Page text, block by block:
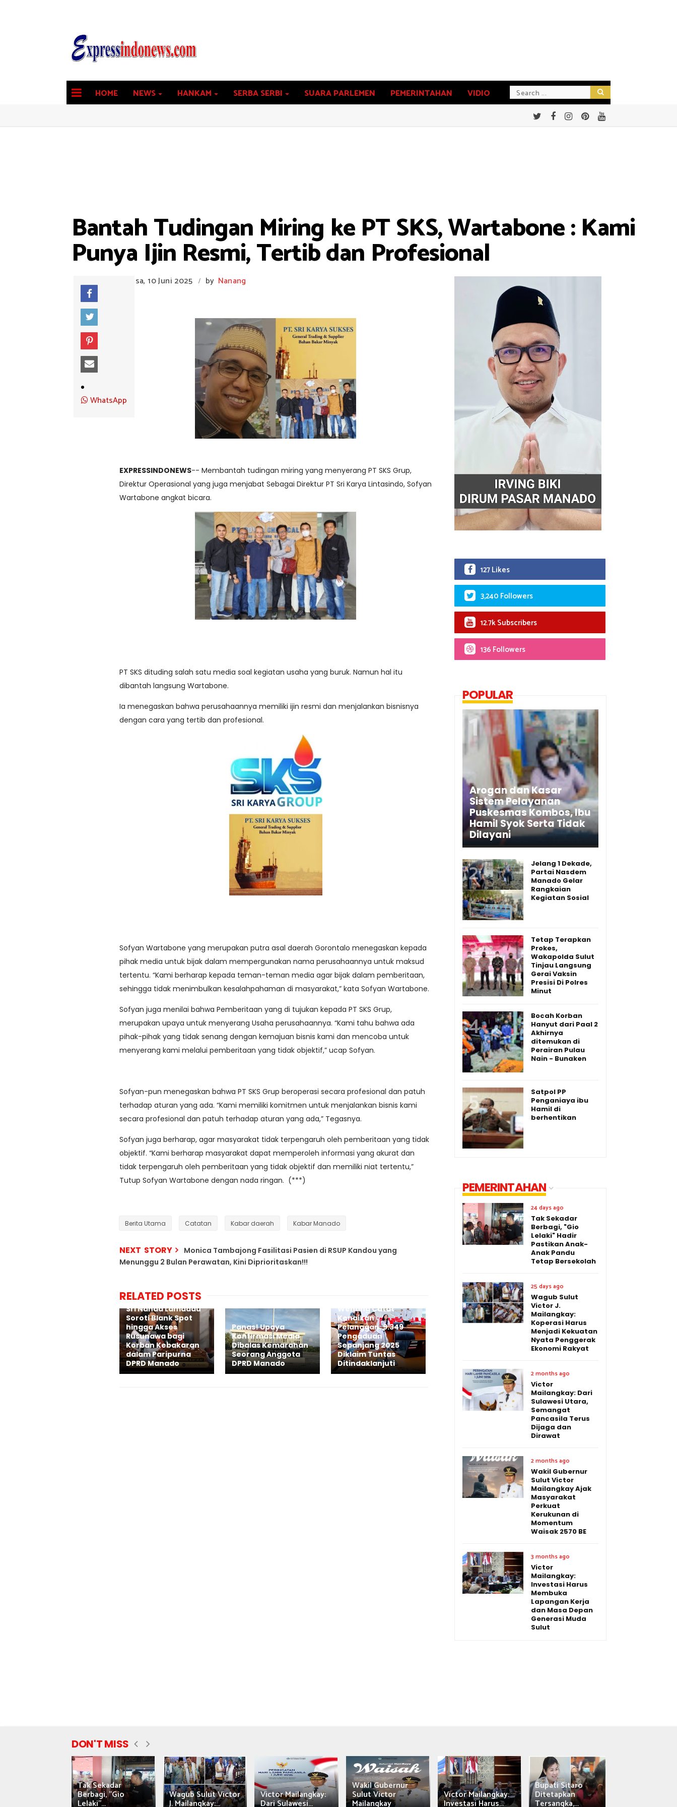
HOME NEWS HANKAM SERBA SERBI SUARA PARLEMEN PEMERINTAHAN VIDIO
Bantah Tudingan Miring ke PT SKS, Wartabone : Kami
Punya Ijin Resmi, Tertib dan Profesional
Selasa, 10 Juni 2025 / by Nanang
WhatsApp
EXPRESSINDONEWS-- Membantah tudingan miring yang menyerang PT SKS Grup,
Direktur Operasional yang juga menjabat Sebagai Direktur PT Sri Karya Lintasindo, Sofyan
Wartabone angkat bicara.
PT SKS dituding salah satu media soal kegiatan usaha yang buruk. Namun hal itu
dibantah langsung Wartabone.
Ia menegaskan bahwa perusahaannya memiliki ijin resmi dan menjalankan bisnisnya
dengan cara yang tertib dan profesional.
Sofyan Wartabone yang merupakan putra asal daerah Gorontalo menegaskan kepada
pihak media untuk bijak dalam mempergunakan nama perusahaannya untuk maksud
tertentu. “Kami berharap kepada teman-teman media agar bijak dalam pemberitaan,
sehingga tidak menimbulkan kesalahpahaman di masyarakat,” kata Sofyan Wartabone.
Sofyan juga menilai bahwa Pemberitaan yang di tujukan kepada PT SKS Grup,
merupakan upaya untuk menyerang Usaha perusahaannya. “Kami tahu bahwa ada
pihak-pihak yang tidak senang dengan kemajuan bisnis kami dan mencoba untuk
menyerang kami melalui pemberitaan yang tidak objektif,” ucap Sofyan.
Sofyan-pun menegaskan bahwa PT SKS Grup beroperasi secara profesional dan patuh
terhadap aturan yang ada. “Kami memiliki komitmen untuk menjalankan bisnis kami
secara profesional dan patuh terhadap aturan yang ada,” Tegasnya.
Sofyan juga berharap, agar masyarakat tidak terpengaruh oleh pemberitaan yang tidak
objektif. “Kami berharap masyarakat dapat memperoleh informasi yang akurat dan
tidak terpengaruh oleh pemberitaan yang tidak objektif dan memiliki niat tertentu,”
Tutup Sofyan Wartabone dengan nada ringan. (***)
Berita Utama Catatan Kabar daerah Kabar Manado
NEXT STORY
Monica Tambajong Fasilitasi Pasien di RSUP Kandou yang
Menunggu 2 Bulan Perawatan, Kini Diprioritaskan!!!
RELATED POSTS
Sri Nanda Lamadau
Soroti Blank Spot
hingga Akses
Rusunawa bagi
Korban Kebakaran
dalam Paripurna
DPRD Manado
Panas! Upaya
Konfirmasi Media
Dibalas Kemarahan
Seorang Anggota
DPRD Manado
Wenang Catat
Kenaikan
Pelanggan, 9.349
Pengaduan
Sepanjang 2025
Diklaim Tuntas
Ditindaklanjuti
127 Likes
3,240 Followers
12.7k Subscribers
136 Followers
POPULAR
Arogan dan Kasar
Sistem Pelayanan
Puskesmas Kombos, Ibu
Hamil Syok Serta Tidak
Dilayani
Jelang 1 Dekade,
Partai Nasdem
Manado Gelar
Rangkaian
Kegiatan Sosial
Tetap Terapkan
Prokes,
Wakapolda Sulut
Tinjau Langsung
Gerai Vaksin
Presisi Di Polres
Minut
Bocah Korban
Hanyut dari Paal 2
Akhirnya
ditemukan di
Perairan Pulau
Nain - Bunaken
Satpol PP
Penganiaya ibu
Hamil di
berhentikan
PEMERINTAHAN
24 days ago
Tak Sekadar
Berbagi, "Gio
Lelaki" Hadir
Pastikan Anak-
Anak Pandu
Tetap Bersekolah
25 days ago
Wagub Sulut
Victor J.
Mailangkay:
Koperasi Harus
Menjadi Kekuatan
Nyata Penggerak
Ekonomi Rakyat
2 months ago
Victor
Mailangkay: Dari
Sulawesi Utara,
Semangat
Pancasila Terus
Dijaga dan
Dirawat
2 months ago
Wakil Gubernur
Sulut Victor
Mailangkay Ajak
Masyarakat
Perkuat
Kerukunan di
Momentum
Waisak 2570 BE
3 months ago
Victor
Mailangkay:
Investasi Harus
Membuka
Lapangan Kerja
dan Masa Depan
Generasi Muda
Sulut
DON'T MISS
Tak Sekadar
Berbagi, "Gio
Lelaki"...
Wagub Sulut Victor
J. Mailangkay:...
Victor Mailangkay:
Dari Sulawesi...
Wakil Gubernur
Sulut Victor
Mailangkay
Victor Mailangkay:
Investasi Harus...
Bupati Sitaro
Ditetapkan
Tersangka,...